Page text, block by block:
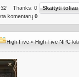
Thanks: 0
Skaityti toliau
komentarų 0
High Five»High Five NPC kiti